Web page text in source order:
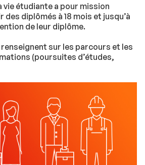
vie étudiante a pour mission
des diplômés à 18 mois et jusqu’à
de leur diplôme.
sur les parcours et les
(poursuites d’études,